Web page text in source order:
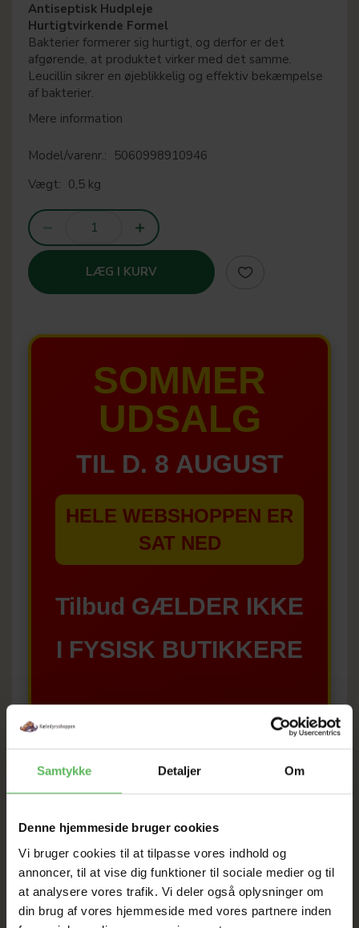
Samtykke Detaljer Om
Denne hjemmeside bruger cookies
Vi bruger cookies til at tilpasse vores indhold og
annoncer, til at vise dig funktioner til sociale medier og til
at analysere vores trafik. Vi deler også oplysninger om
din brug af vores hjemmeside med vores partnere inden
Antiseptisk Hudpleje
Hurtigtvirkende Formel
Bakterier formerer sig hurtigt, og derfor er det
afgørende, at produktet virker med det samme.
Leucillin sikrer en øjeblikkelig og effektiv bekæmpelse
af bakterier.
Mere information
Model/varenr.: 5060998910946
Vægt: 0,5 kg
LÆG I KURV
SOMMER
UDSALG
TIL D. 8 AUGUST
HELE WEBSHOPPEN ER
SAT NED
Tilbud GÆLDER IKKE
I FYSISK BUTIKKERE
BESKRIVELSE ANDRE KØBTE OGSÅ
Antiseptisk Hudpleje
Hurtigtvirkende Formel
Bakterier formerer sig hurtigt, og derfor er det